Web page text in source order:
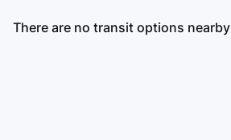
There are no transit options nearby